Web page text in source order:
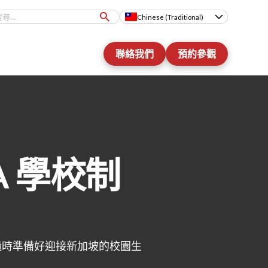
Chinese (Traditional)
聯絡我們 預約參觀
學校制
準備好迎接新加坡的校園生